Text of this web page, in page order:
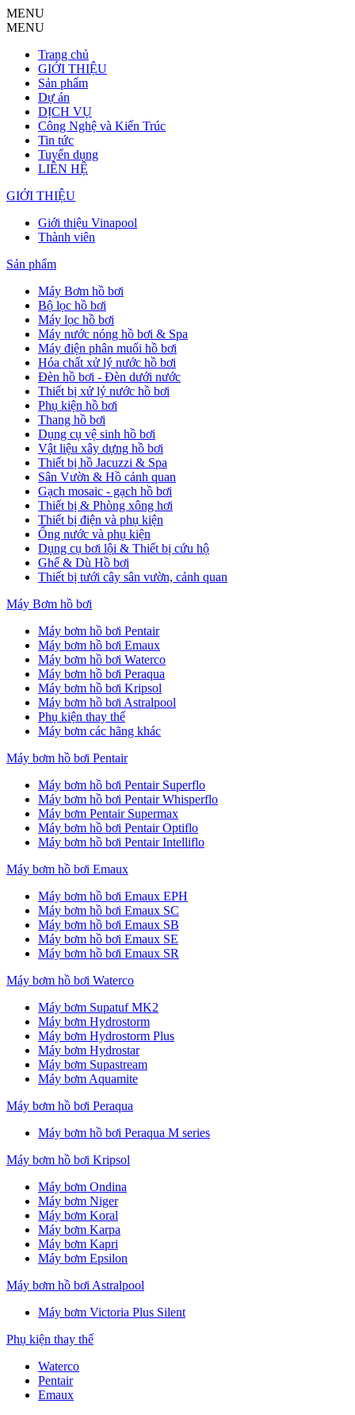
MENU
MENU
Trang chủ
GIỚI THIỆU
Sản phẩm
Dự án
DỊCH VỤ
Công Nghệ và Kiến Trúc
Tin tức
Tuyển dụng
LIÊN HỆ
GIỚI THIỆU
Giới thiệu Vinapool
Thành viên
Sản phẩm
Máy Bơm hồ bơi
Bộ lọc hồ bơi
Máy lọc hồ bơi
Máy nước nóng hồ bơi & Spa
Máy điện phân muối hồ bơi
Hóa chất xử lý nước hồ bơi
Đèn hồ bơi - Đèn dưới nước
Thiết bị xử lý nước hồ bơi
Phụ kiện hồ bơi
Thang hồ bơi
Dụng cụ vệ sinh hồ bơi
Vật liệu xây dựng hồ bơi
Thiết bị hồ Jacuzzi & Spa
Sân Vườn & Hồ cảnh quan
Gạch mosaic - gạch hồ bơi
Thiết bị & Phòng xông hơi
Thiết bị điện và phụ kiện
Ống nước và phụ kiện
Dụng cụ bơi lội & Thiết bị cứu hộ
Ghế & Dù Hồ bơi
Thiết bị tưới cây sân vườn, cảnh quan
Máy Bơm hồ bơi
Máy bơm hồ bơi Pentair
Máy bơm hồ bơi Emaux
Máy bơm hồ bơi Waterco
Máy bơm hồ bơi Peraqua
Máy bơm hồ bơi Kripsol
Máy bơm hồ bơi Astralpool
Phụ kiện thay thế
Máy bơm các hãng khác
Máy bơm hồ bơi Pentair
Máy bơm hồ bơi Pentair Superflo
Máy bơm hồ bơi Pentair Whisperflo
Máy bơm Pentair Supermax
Máy bơm hồ bơi Pentair Optiflo
Máy bơm hồ bơi Pentair Intelliflo
Máy bơm hồ bơi Emaux
Máy bơm hồ bơi Emaux EPH
Máy bơm hồ bơi Emaux SC
Máy bơm hồ bơi Emaux SB
Máy bơm hồ bơi Emaux SE
Máy bơm hồ bơi Emaux SR
Máy bơm hồ bơi Waterco
Máy bơm Supatuf MK2
Máy bơm Hydrostorm
Máy bơm Hydrostorm Plus
Máy bơm Hydrostar
Máy bơm Supastream
Máy bơm Aquamite
Máy bơm hồ bơi Peraqua
Máy bơm hồ bơi Peraqua M series
Máy bơm hồ bơi Kripsol
Máy bơm Ondina
Máy bơm Niger
Máy bơm Koral
Máy bơm Karpa
Máy bơm Kapri
Máy bơm Epsilon
Máy bơm hồ bơi Astralpool
Máy bơm Victoria Plus Silent
Phụ kiện thay thế
Waterco
Pentair
Emaux